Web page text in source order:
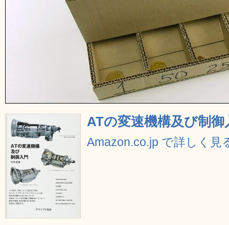
ATの変速機構及び制御
Amazon.co.jp で詳しく見